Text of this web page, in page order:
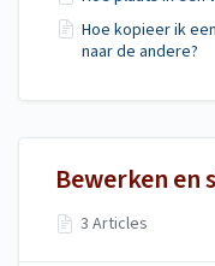
Hoe kopieer ik
naar de andere?
Bewerken en
3 Articles